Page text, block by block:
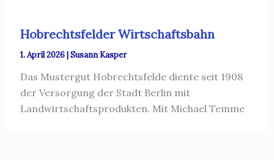
Hobrechtsfelder Wirtschaftsbahn
1. April 2026|Susann Kasper
Das Mustergut Hobrechtsfelde diente seit 1908
der Versorgung der Stadt Berlin mit
Landwirtschaftsprodukten. Mit Michael Temme